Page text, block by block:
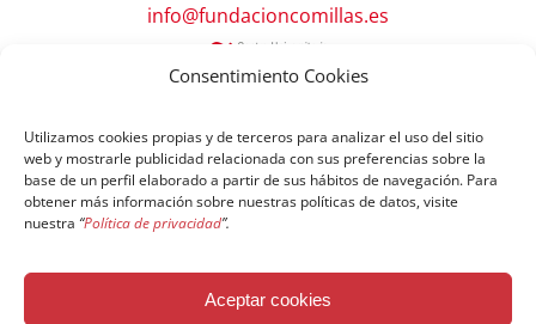
Consentimiento Cookies
Utilizamos cookies propias y de terceros para analizar el uso del sitio
web y mostrarle publicidad relacionada con sus preferencias sobre la
base de un perfil elaborado a partir de sus hábitos de navegación. Para
obtener más información sobre nuestras políticas de datos, visite
nuestra “Política de privacidad”.
Aceptar cookies
info@fundacioncomillas.es
© Copyright Fundación Comillas
Política de cookies
Política de privacidad